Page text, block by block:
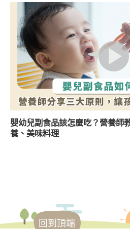
嬰幼兒副食品該怎麼吃？營養師
養、美味料理
回到頂端